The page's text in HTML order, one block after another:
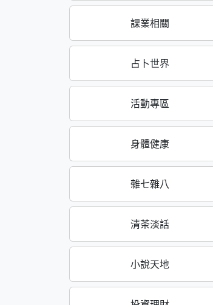
課業相關
占卜世界
活動專區
身體健康
雜七雜八
清茶淡話
小說天地